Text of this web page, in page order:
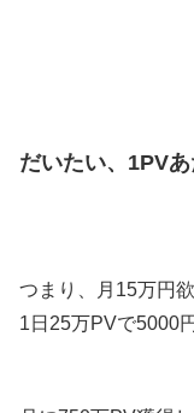
だいたい、1PVあ
つまり、月15万円
1日25万PVで5000